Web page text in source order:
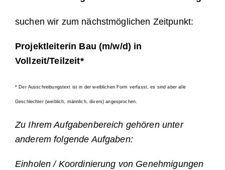
suchen wir zum nächstmöglichen Zeitpunkt:
Projektleiterin Bau (m/w/d) in
Vollzeit/Teilzeit*
* Der Ausschreibungstext ist in der weiblichen Form verfasst, es sind aber alle
Geschlechter (weiblich, männlich, divers) angesprochen.
Zu Ihrem Aufgabenbereich gehören unter
anderem folgende Aufgaben:
Einholen / Koordinierung von Genehmigungen